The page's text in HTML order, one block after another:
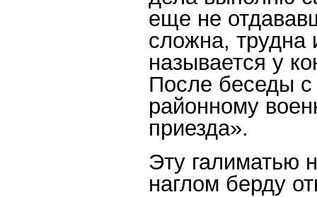
еще не
сложна, трудна
называется у
После беседы с
районному
приезда».
Эту галиматью
наглом берду